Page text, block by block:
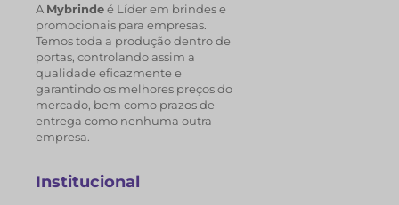
A Mybrindeé Líder em brindes e
promocionais para empresas.
Temos toda a produção dentro de
portas, controlando assim a
qualidade eficazmente e
garantindo os melhores preços do
mercado, bem como prazos de
entrega como nenhuma outra
empresa.
Institucional